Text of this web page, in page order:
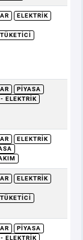
ELEKTRIK
PIYASA
ELEKTRIK
ELEKTRIK
ELEKTRIK
PIYASA
ELEKTRIK